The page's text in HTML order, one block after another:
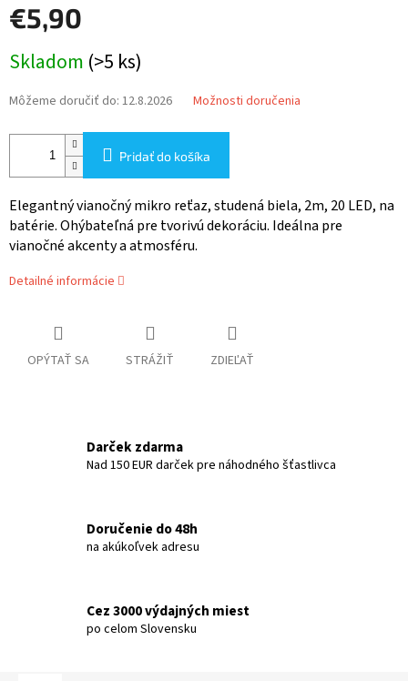
€5,90
cena:
Skladom (>5 ks)
Môžeme doručiť do: 12.8.2026 Možnosti doručenia
Pridať do košíka
Elegantný vianočný mikro reťaz, studená biela, 2m, 20 LED, na
batérie. Ohýbateľná pre tvorivú dekoráciu. Ideálna pre
vianočné akcenty a atmosféru.
Detailné informácie
OPÝTAŤ SA STRÁŽIŤ ZDIEĽAŤ
Darček zdarma
Nad 150 EUR darček pre náhodného šťastlivca
Doručenie do 48h
na akúkoľvek adresu
Cez 3000 výdajných miest
po celom Slovensku